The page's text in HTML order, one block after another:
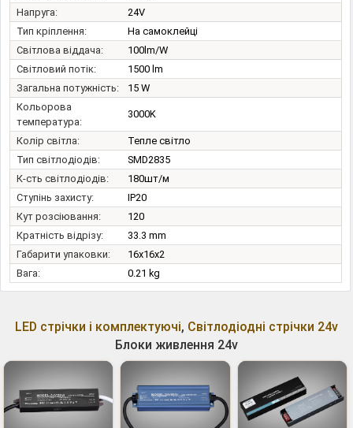
Напруга:
24V
Тип кріплення:
На самоклейці
Світлова віддача:
100lm/W
Світловий потік:
1500 lm
Загальна потужність:
15 W
Кольорова
температура:
3000K
Колір світла:
Тепле світло
Тип світлодіодів:
SMD2835
К-сть світлодіодів:
180шт/м
Ступінь захисту:
IP20
Кут розсіювання:
120
Кратність відрізу:
33.3 mm
Габарити упаковки:
16x16x2
Вага:
0.21 kg
LED стрічки і комплектуючі, Світлодіодні стрічки 24v
Блоки живлення 24v